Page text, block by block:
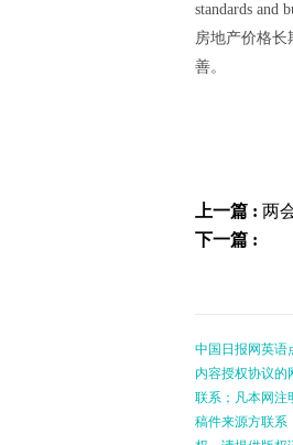
standards and
房地产价格长
善。
上一篇 : 两
下一篇 :
中国日报网英语
内容授权协议
联系；凡本网注
稿件来源方联系